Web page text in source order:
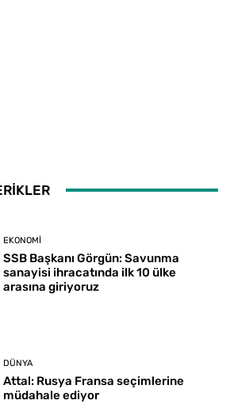
EKONOMI
SSB Başkanı Görgün: Savunma
sanayisi ihracatında ilk 10 ülke
arasına giriyoruz
DÜNYA
Attal: Rusya Fransa seçimlerine
müdahale ediyor